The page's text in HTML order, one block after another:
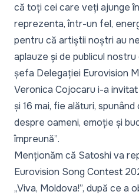
că toți cei care veți ajunge
reprezenta, într-un fel,
pentru că artiștii noștri au
aplauze și de publicul nostru
șefa Delegației Eurovision
Veronica Cojocaru i-a
și 16 mai, fie alături, spunând
despre oameni, emoție și
împreună”.
Menționăm că Satoshi va
Eurovision Song Contest
„Viva, Moldova!”, după ce a